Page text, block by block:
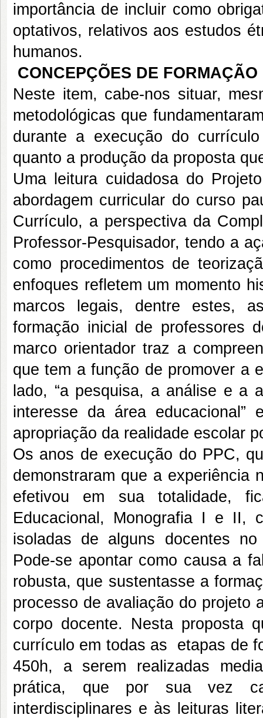
importância de incluir como
optativos, relativos aos estudos
humanos.
CONCEPÇÕES DE
Neste item, cabe-nos situar,
metodológicas que
durante a execução do
quanto a produção da proposta
Uma leitura cuidadosa do
abordagem curricular do curso
Currículo, a perspectiva da
Professor-Pesquisador, tendo a
como procedimentos de
enfoques refletem um momento
marcos legais, dentre estes,
formação inicial de professores
marco orientador traz a
que tem a função de promover a
lado, “a pesquisa, a análise e a
interesse da área
apropriação da realidade escolar
Os anos de execução do PPC,
demonstraram que a experiência
efetivou em sua totalidade,
Educacional, Monografia I e II,
isoladas de alguns docentes
Pode-se apontar como causa a
robusta, que sustentasse a
processo de avaliação do projeto
corpo docente. Nesta proposta
currículo em todas as etapas de
450h, a serem realizadas
prática, que por sua vez
interdisciplinares e às leituras